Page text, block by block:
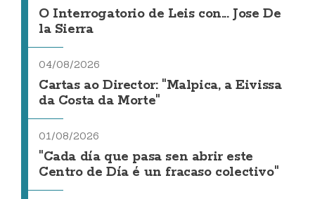
O Interrogatorio de Leis con... Jose De
la Sierra
04/08/2026
Cartas ao Director: "Malpica, a Eivissa
da Costa da Morte"
01/08/2026
"Cada día que pasa sen abrir este
Centro de Día é un fracaso colectivo"